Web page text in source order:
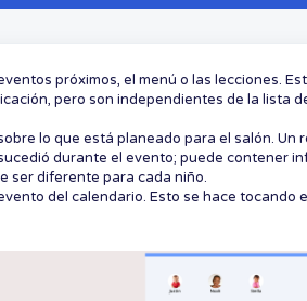
próximos, el menú o las lecciones.
pero son independientes de la lista
lo que está planeado para el salón. Un
durante el evento; puede contener
ser diferente para cada niño.
del calendario. Esto se hace tocando